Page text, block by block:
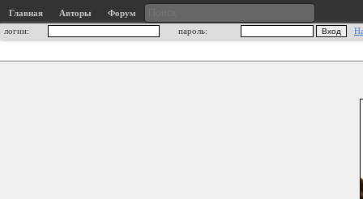
Главная Авторы
Форум
логин:
пароль: